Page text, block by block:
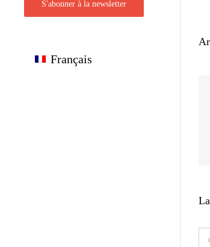
S'abonner à la newsletter
Français